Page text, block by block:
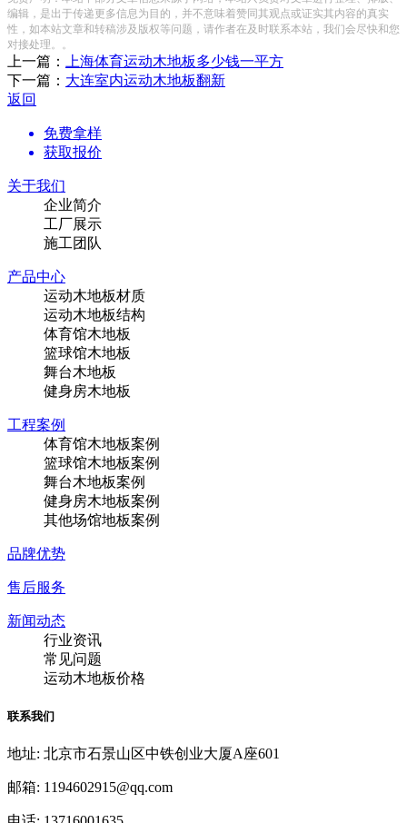
编辑，是出于传递更多信息为目的，并不意味着赞同其观点或证实其内容的真实
性，如本站文章和转稿涉及版权等问题，请作者在及时联系本站，我们会尽快和您
对接处理。。
上一篇：
上海体育运动木地板多少钱一平方
下一篇： 大连室内运动木地板翻新
返回
免费拿样
获取报价
关于我们
企业简介
工厂展示
施工团队
产品中心
运动木地板材质
运动木地板结构
体育馆木地板
篮球馆木地板
舞台木地板
健身房木地板
工程案例
体育馆木地板案例
篮球馆木地板案例
舞台木地板案例
健身房木地板案例
其他场馆地板案例
品牌优势
售后服务
新闻动态
行业资讯
常见问题
运动木地板价格
联系我们
地址: 北京市石景山区中铁创业大厦A座601
邮箱: 1194602915@qq.com